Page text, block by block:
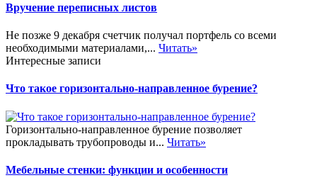
Вручение переписных листов
Не позже 9 декабря счетчик получал портфель со всеми
необходимыми материалами,... Читать»
Интересные записи
Что такое горизонтально-направленное бурение?
Горизонтально-направленное бурение позволяет
прокладывать трубопроводы и... Читать»
Мебельные стенки: функции и особенности